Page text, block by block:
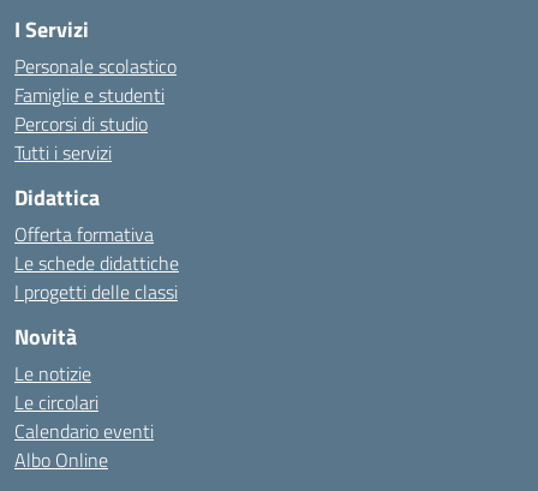
I Servizi
Personale scolastico
Famiglie e studenti
Percorsi di studio
Tutti i servizi
Didattica
Offerta formativa
Le schede didattiche
I progetti delle classi
Novità
Le notizie
Le circolari
Calendario eventi
Albo Online